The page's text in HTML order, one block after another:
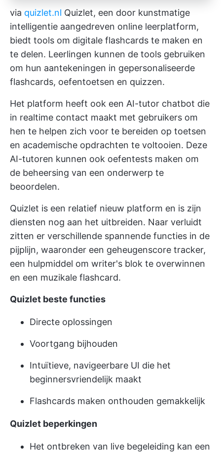
via quizlet.nl Quizlet, een door kunstmatige
intelligentie aangedreven online leerplatform,
biedt tools om digitale flashcards te maken en
te delen. Leerlingen kunnen de tools gebruiken
om hun aantekeningen in gepersonaliseerde
flashcards, oefentoetsen en quizzen.
Het platform heeft ook een AI-tutor chatbot die
in realtime contact maakt met gebruikers om
hen te helpen zich voor te bereiden op toetsen
en academische opdrachten te voltooien. Deze
AI-tutoren kunnen ook oefentests maken om
de beheersing van een onderwerp te
beoordelen.
Quizlet is een relatief nieuw platform en is zijn
diensten nog aan het uitbreiden. Naar verluidt
zitten er verschillende spannende functies in de
pijplijn, waaronder een geheugenscore tracker,
een hulpmiddel om writer's blok te overwinnen
en een muzikale flashcard.
Quizlet beste functies
Directe oplossingen
Voortgang bijhouden
Intuïtieve, navigeerbare UI die het
beginnersvriendelijk maakt
Flashcards maken onthouden gemakkelijk
Quizlet beperkingen
Het ontbreken van live begeleiding kan een